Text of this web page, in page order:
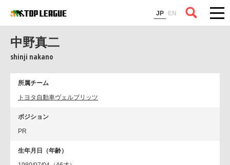
JP EN
コラム
中野真二
shinji nakano
所属チーム
トヨタ自動車ヴェルブリッツ
ポジション
PR
生年月日（年齢）